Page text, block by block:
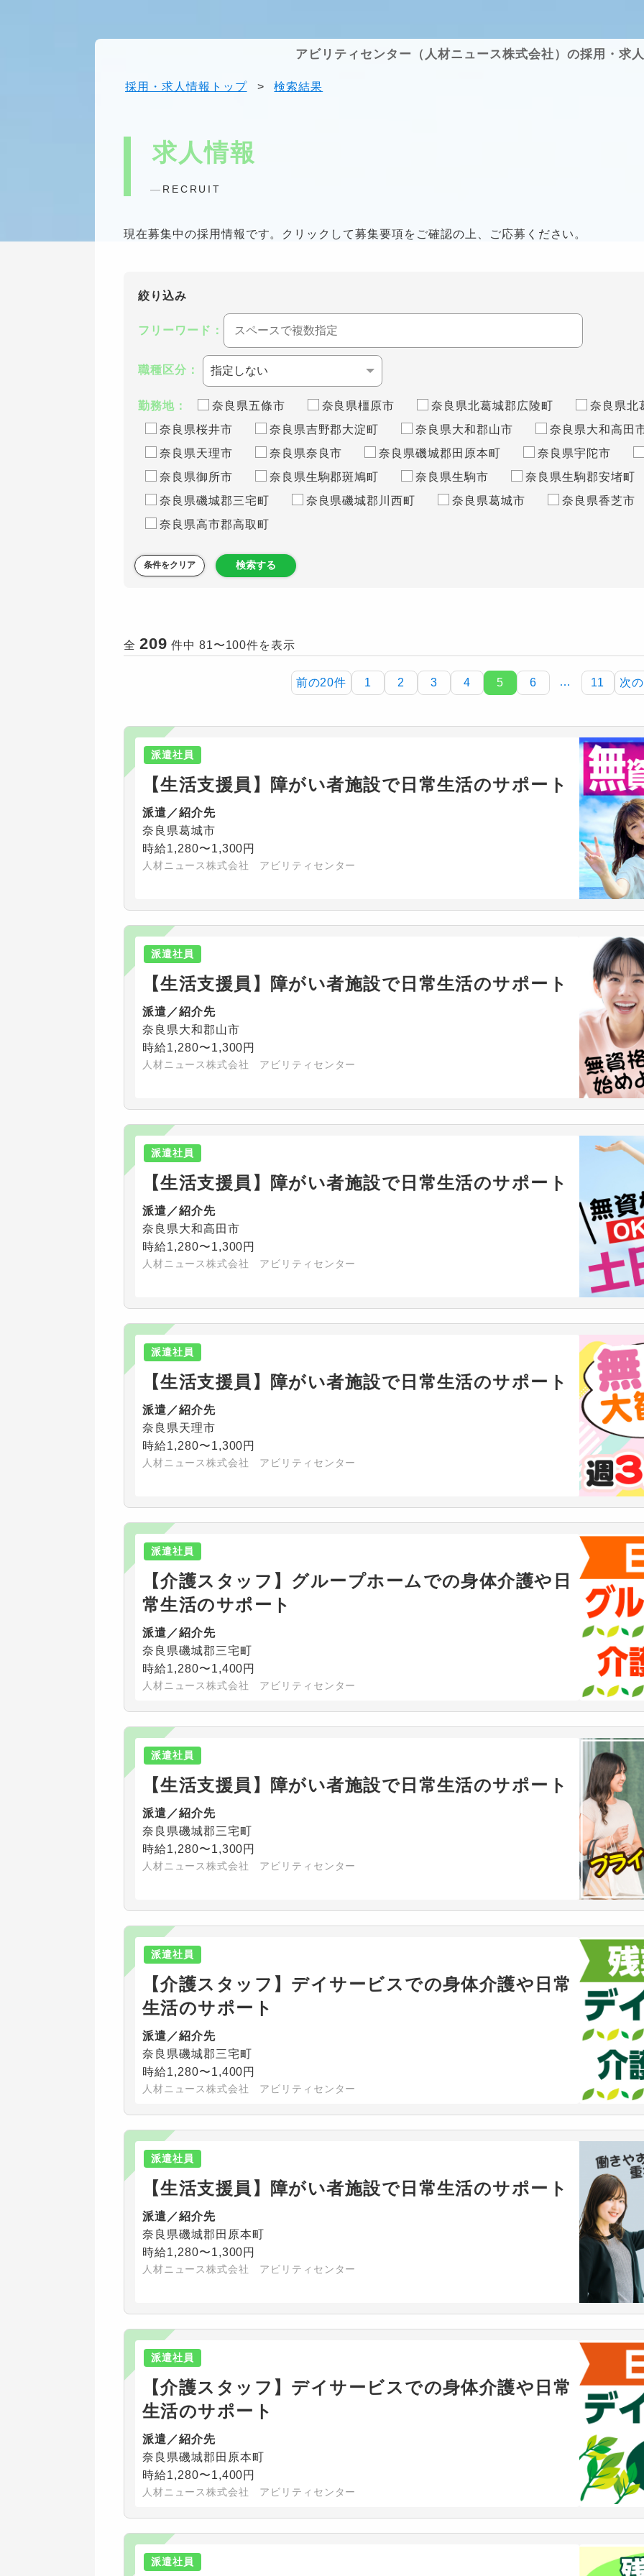
アビリティセンター（人材ニュース株式会社）の採用・求
採用・求人情報トップ > 検索結果
求人情報
RECRUIT
現在募集中の採用情報です。クリックして募集要項をご確認の上、ご応募ください。
絞り込み
フリーワード：
職種区分：
勤務地： 奈良県五條市 奈良県橿原市 奈良県北葛城郡広陵町
奈良県北
奈良県桜井市
奈良県吉野郡大淀町 奈良県大和郡山市
奈良県大和高田
奈良県天理市
奈良県奈良市 奈良県磯城郡田原本町
奈良県宇陀市
奈良県御所市
奈良県生駒郡斑鳩町 奈良県生駒市
奈良県生駒郡安堵町
奈良県磯城郡三宅町
奈良県磯城郡川西町 奈良県葛城市
奈良県香芝市
奈良県高市郡高取町
条件をクリア 検索する
全 209 件中 81〜100件を表示
前の20件 1 2 3 4 5 6 … 11 次
派遣社員
【生活支援員】障がい者施設で日常生活のサポート
派遣／紹介先
奈良県葛城市
時給1,280〜1,300円
人材ニュース株式会社 アビリティセンター
派遣社員
【生活支援員】障がい者施設で日常生活のサポート
派遣／紹介先
奈良県大和郡山市
時給1,280〜1,300円
人材ニュース株式会社 アビリティセンター
派遣社員
【生活支援員】障がい者施設で日常生活のサポート
派遣／紹介先
奈良県大和高田市
時給1,280〜1,300円
人材ニュース株式会社 アビリティセンター
派遣社員
【生活支援員】障がい者施設で日常生活のサポート
派遣／紹介先
奈良県天理市
時給1,280〜1,300円
人材ニュース株式会社 アビリティセンター
派遣社員
【介護スタッフ】グループホームでの身体介護や日
常生活のサポート
派遣／紹介先
奈良県磯城郡三宅町
時給1,280〜1,400円
人材ニュース株式会社 アビリティセンター
派遣社員
【生活支援員】障がい者施設で日常生活のサポート
派遣／紹介先
奈良県磯城郡三宅町
時給1,280〜1,300円
人材ニュース株式会社 アビリティセンター
派遣社員
【介護スタッフ】デイサービスでの身体介護や日常
生活のサポート
派遣／紹介先
奈良県磯城郡三宅町
時給1,280〜1,400円
人材ニュース株式会社 アビリティセンター
派遣社員
【生活支援員】障がい者施設で日常生活のサポート
派遣／紹介先
奈良県磯城郡田原本町
時給1,280〜1,300円
人材ニュース株式会社 アビリティセンター
派遣社員
【介護スタッフ】デイサービスでの身体介護や日常
生活のサポート
派遣／紹介先
奈良県磯城郡田原本町
時給1,280〜1,400円
人材ニュース株式会社 アビリティセンター
派遣社員